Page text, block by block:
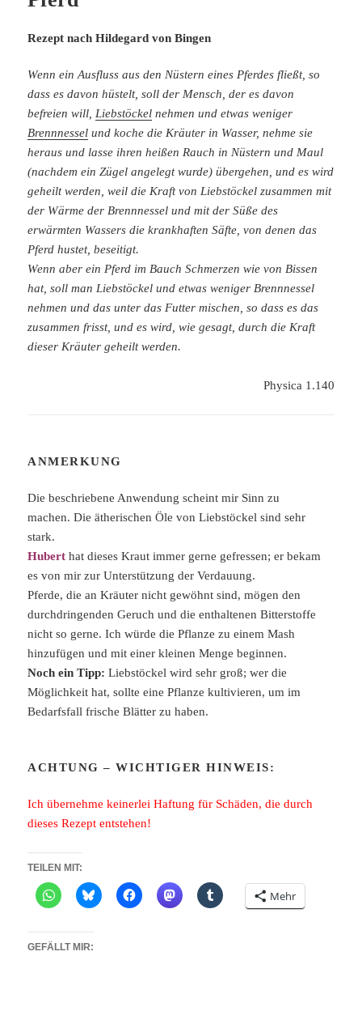
Rezept nach Hildegard von Bingen
Wenn ein Ausfluss aus den Nüstern eines Pferdes fließt, so
dass es davon hüstelt, soll der Mensch, der es davon
befreien will, Liebstöckel nehmen und etwas weniger
Brennnessel und koche die Kräuter in Wasser, nehme sie
heraus und lasse ihren heißen Rauch in Nüstern und Maul
(nachdem ein Zügel angelegt wurde) übergehen, und es wird
geheilt werden, weil die Kraft von Liebstöckel zusammen mit
der Wärme der Brennnessel und mit der Süße des
erwärmten Wassers die krankhaften Säfte, von denen das
Pferd hustet, beseitigt.
Wenn aber ein Pferd im Bauch Schmerzen wie von Bissen
hat, soll man Liebstöckel und etwas weniger Brennnessel
nehmen und das unter das Futter mischen, so dass es das
zusammen frisst, und es wird, wie gesagt, durch die Kraft
dieser Kräuter geheilt werden.
Physica 1.140
ANMERKUNG
Die beschriebene Anwendung scheint mir Sinn zu
machen. Die ätherischen Öle von Liebstöckel sind sehr
stark.
Hubert hat dieses Kraut immer gerne gefressen; er bekam
es von mir zur Unterstützung der Verdauung.
Pferde, die an Kräuter nicht gewöhnt sind, mögen den
durchdringenden Geruch und die enthaltenen Bitterstoffe
nicht so gerne. Ich würde die Pflanze zu einem Mash
hinzufügen und mit einer kleinen Menge beginnen.
Noch ein Tipp: Liebstöckel wird sehr groß; wer die
Möglichkeit hat, sollte eine Pflanze kultivieren, um im
Bedarfsfall frische Blätter zu haben.
ACHTUNG – WICHTIGER HINWEIS:
Ich übernehme keinerlei Haftung für Schäden, die durch
dieses Rezept entstehen!
TEILEN MIT:
Mehr
GEFÄLLT MIR: